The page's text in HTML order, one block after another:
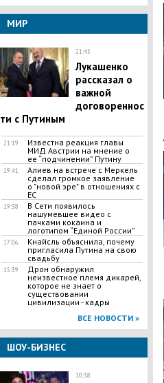
МИР
21:45
Лукашенко
рассказал о
важной
договореннос
ти с Путиным
21:19
Известна реакция главы
МИД Австрии на мнение о
ее “подчинении” Путину
19:41
Алиев на встрече с Меркель
сделал громкое заявление
о "новой эре" в отношениях с
ЕС
19:38
В Сети появилось
нашумевшее видео с
пачками кокаина и
логотипом “Единой России”
17:06
Кнайсль объяснила, почему
пригласила Путина на свою
свадьбу
15:39
​Дрон обнаружил
неизвестное племя дикарей,
которое не знает о
существовании
цивилизации - кадры
ВСЕ НОВОСТИ »
ШОУ-БИЗНЕС
10:38